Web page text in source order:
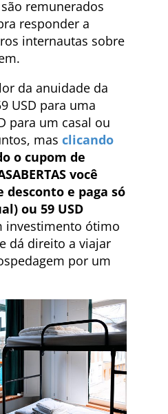
remunerados
responder a
internautas sobre
da anuidade da
USD para uma
para um casal ou
mas clicando
o cupom de
você
desconto e paga só
ou 59 USD
investimento ótimo
dá direito a viajar
por um